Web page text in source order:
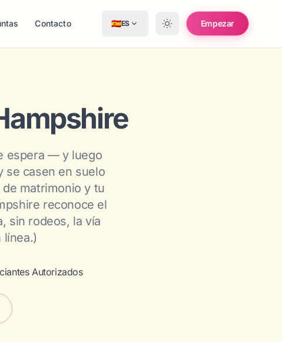
Contacto 🇪🇸ES Empezar
espera — y luego
se casen en suelo
matrimonio y tu
reconoce el
sin rodeos, la vía
Autorizados